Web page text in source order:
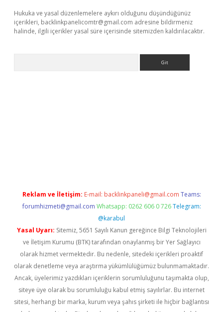
Hukuka ve yasal düzenlemelere aykırı olduğunu düşündüğünüz
içerikleri, backlinkpanelicomtr@gmail.com adresine bildirmeniz
halinde, ilgili içerikler yasal süre içerisinde sitemizden kaldırılacaktır.
Reklam ve İletişim: E-mail: backlinkpaneli@gmail.com Teams:
forumhizmeti@gmail.com Whatsapp: 0262 606 0 726 Telegram:
@karabul
Yasal Uyarı: Sitemiz, 5651 Sayılı Kanun gereğince Bilgi Teknolojileri
ve İletişim Kurumu (BTK) tarafından onaylanmış bir Yer Sağlayıcı
olarak hizmet vermektedir. Bu nedenle, sitedeki içerikleri proaktif
olarak denetleme veya araştırma yükümlülüğümüz bulunmamaktadır.
Ancak, üyelerimiz yazdıkları içeriklerin sorumluluğunu taşımakta olup,
siteye üye olarak bu sorumluluğu kabul etmiş sayılırlar. Bu internet
sitesi, herhangi bir marka, kurum veya şahıs şirketi ile hiçbir bağlantısı